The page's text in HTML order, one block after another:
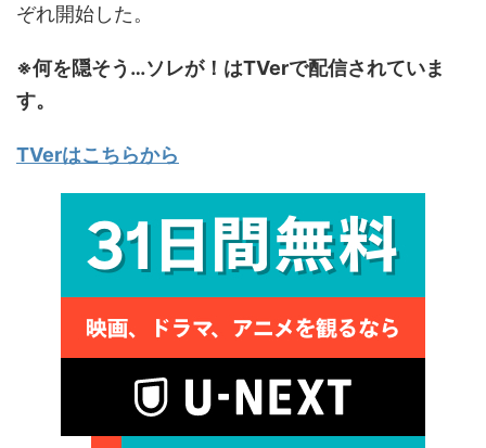
ぞれ開始した。
※何を隠そう…ソレが！はTVerで配信されていま
す。
TVerはこちらから